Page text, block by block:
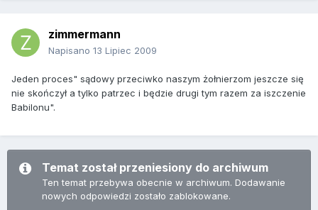
zimmermann
Napisano 13 Lipiec 2009
Jeden proces" sądowy przeciwko naszym żołnierzom jeszcze się
nie skończył a tylko patrzec i będzie drugi tym razem za iszczenie
Babilonu".
Temat został przeniesiony do archiwum
Ten temat przebywa obecnie w archiwum. Dodawanie
nowych odpowiedzi zostało zablokowane.